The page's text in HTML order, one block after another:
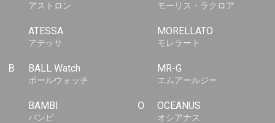
アストロン
ATESSA
アテッサ
B BALL Watch
ボールウォッチ
BAMBI
バンビ
モーリス・ラクロア
MORELLATO
モレラート
MR-G
エムアールジー
O OCEANUS
オシアナス